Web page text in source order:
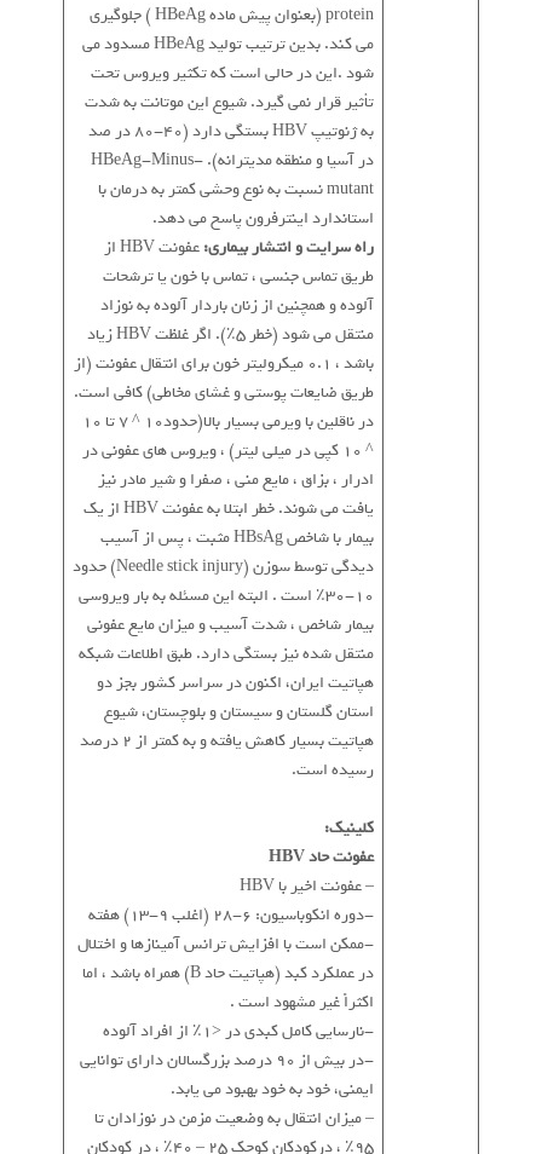
protein (بعنوان پیش ماده HBeAg ) جلوگیری
می کند. بدین ترتیب تولید HBeAg مسدود می
شود .این در حالی است که تکثیر ویروس تحت
تأثیر قرار نمی گیرد. شیوع این موتانت به شدت
به ژنوتیپ HBV بستگی دارد (40-80 در صد
در آسیا و منطقه مدیترانه). HBeAg-Minus-
mutant نسبت به نوع وحشی کمتر به درمان با
استاندارد اینترفرون پاسخ می دهد.
راه سرایت و انتشار بیماری:
عفونت HBV از
طریق تماس جنسی ، تماس با خون یا ترشحات
آلوده و همچنین از زنان باردار آلوده به نوزاد
منتقل می شود (خطر 5٪). اگر غلظت HBV زیاد
باشد ، 0.1 میکرولیتر خون برای انتقال عفونت (از
طریق ضایعات پوستی و غشای مخاطی) کافی است.
در ناقلین با ویرمی بسیار بالا(حدود10 ^ 7 تا 10
^ 10 کپی در میلی لیتر) ، ویروس های عفونی در
ادرار ، بزاق ، مایع منی ، صفرا و شیر مادر نیز
یافت می شوند. خطر ابتلا به عفونت HBV از یک
بیمار با شاخص HBsAg مثبت ، پس از آسیب
دیدگی توسط سوزن (Needle stick injury) حدود
10-30٪ است . البته این مسئله به بار ویروسی
بیمار شاخص ، شدت آسیب و میزان مایع عفونی
منتقل شده نیز بستگی دارد. طبق اطلاعات شبکه
هپاتیت ایران، اکنون در سراسر کشور بجز دو
استان گلستان و سیستان و بلوچستان، شیوع
هپاتیت بسیار کاهش یافته و به کمتر از 2 درصد
رسیده است.
کلینیک:
عفونت حاد HBV
– عفونت اخیر با HBV
-دوره انکوباسیون: 6-28 (اغلب 9-13) هفته
-ممکن است با افزایش ترانس آمینازها و اختلال
در عملکرد کبد (هپاتیت حاد B) همراه باشد ، اما
اکثراً غیر مشهود است .
-نارسایی کامل کبدی در <1٪ از افراد آلوده
-در بیش از 90 درصد بزرگسالان دارای توانایی
ایمنی، خود به خود بهبود می یابد.
– میزان انتقال به وضعیت مزمن در نوزادان تا
95٪ ، درکودکان کوچک 25 – 40٪ ، در کودکان